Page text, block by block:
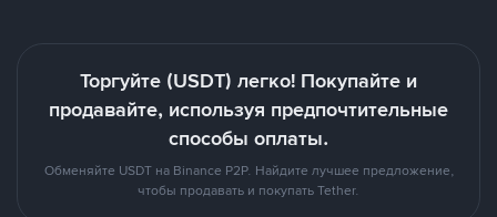
Торгуйте (USDT) легко! Покупайте и
продавайте, используя предпочтительные
способы оплаты.
Обменяйте USDT на Binance P2P. Найдите лучшее предложение,
чтобы продавать и покупать Tether.